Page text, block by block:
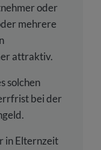
oder
mehrere
attraktiv.
solchen
bei der
in Elternzeit